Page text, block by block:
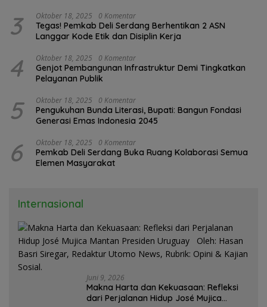
3 Oktober 18, 2025 0 Komentar
Tegas! Pemkab Deli Serdang Berhentikan 2 ASN
Langgar Kode Etik dan Disiplin Kerja
4 Oktober 18, 2025 0 Komentar
Genjot Pembangunan Infrastruktur Demi Tingkatkan
Pelayanan Publik
5 Oktober 18, 2025 0 Komentar
Pengukuhan Bunda Literasi, Bupati: Bangun Fondasi
Generasi Emas Indonesia 2045
6 Oktober 18, 2025 0 Komentar
Pemkab Deli Serdang Buka Ruang Kolaborasi Semua
Elemen Masyarakat
Internasional
Juni 9, 2026
Makna Harta dan Kekuasaan: Refleksi
dari Perjalanan Hidup José Mujica